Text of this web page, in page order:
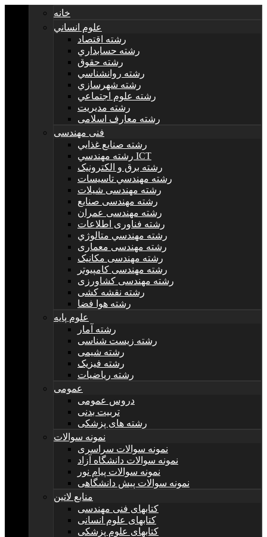
خانه
علوم انساني
رشته اقتصاد
رشته حسابداري
رشته حقوق
رشته روانشناسي
رشته شهرسازي
رشته علوم اجتماعي
رشته مديريت
رشته معارف اسلامی
فنی مهندسی
رشته صنايع غذايي
رشته مهندسي ICT
رشته برق و الکترونيک
رشته مهندسي تاسيسات
رشته مهندسی شیلات
رشته مهندسی صنایع
رشته مهندسی عمران
رشته فناوری اطلاعات
رشته مهندسي متالوژي
رشته مهندسی معماری
رشته مهندسی مکانیک
رشته مهندسی کامپیوتر
رشته مهندسی کشاورزی
رشته نقشه کشی
رشته هوا فضا
علوم پایه
رشته آمار
رشته زیست شناسی
رشته شیمی
رشته فیزیک
رشته ریاضیات
عمومی
دروس عمومی
تربیت بدنی
رشته های پزشکی
نمونه سوالات
نمونه سوالات سراسری
نمونه سوالات دانشگاه آزاد
نمونه سوالات پیام نور
نمونه سوالات پیش دانشگاهی
منابع لاتین
کتابهای فنی مهندسی
کتابهای علوم انسانی
کتابهای علوم پزشکی